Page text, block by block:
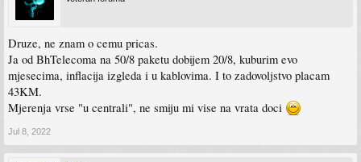
Druze, ne znam o cemu pricas.
Ja od BhTelecoma na 50/8 paketu dobijem 20/8, kuburim evo
mjesecima, inflacija izgleda i u kablovima. I to zadovoljstvo placam
43KM.
Mjerenja vrse "u centrali", ne smiju mi vise na vrata doci
Jul 8, 2022